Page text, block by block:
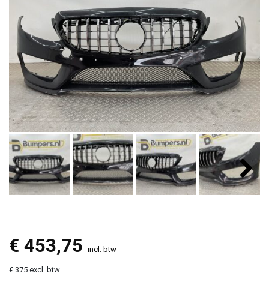
€ 453,75 incl. btw
€ 375 excl. btw